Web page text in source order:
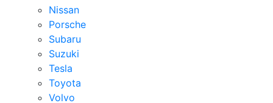
Nissan
Porsche
Subaru
Suzuki
Tesla
Toyota
Volvo